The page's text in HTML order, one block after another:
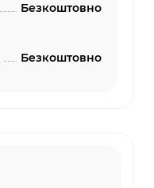
Безкоштовно
Безкоштовно